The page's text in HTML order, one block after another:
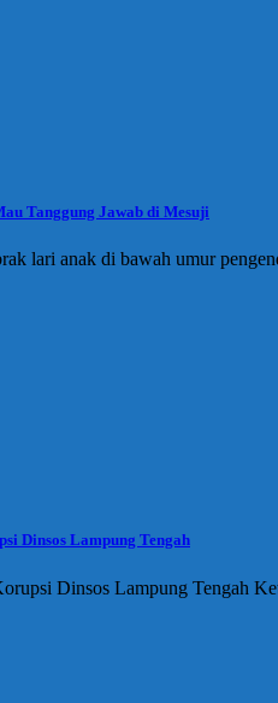
Tanggung Jawab di Mesuji
lari anak di bawah umur
Dinsos Lampung Tengah
Dinsos Lampung Tengah